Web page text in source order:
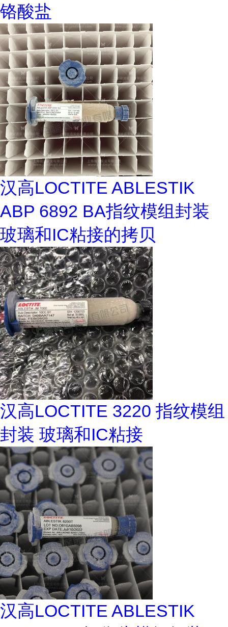
铬酸盐
汉高LOCTITE ABLESTIK
ABP 6892 BA指纹模组封装
玻璃和IC粘接的拷贝
汉高LOCTITE 3220 指纹模组
封装 玻璃和IC粘接
汉高LOCTITE ABLESTIK